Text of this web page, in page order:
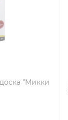
"Микки